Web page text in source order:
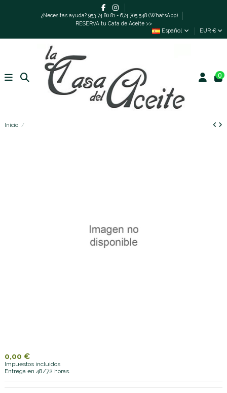
¿Necesitas ayuda? 953 74 80 81 - 674 705 548 (WhatsApp)
RESERVA tu Cata de Aceite >>
Español
EUR €
0
Inicio
0,00 €
Impuestos incluidos
Entrega en 48/72 horas.